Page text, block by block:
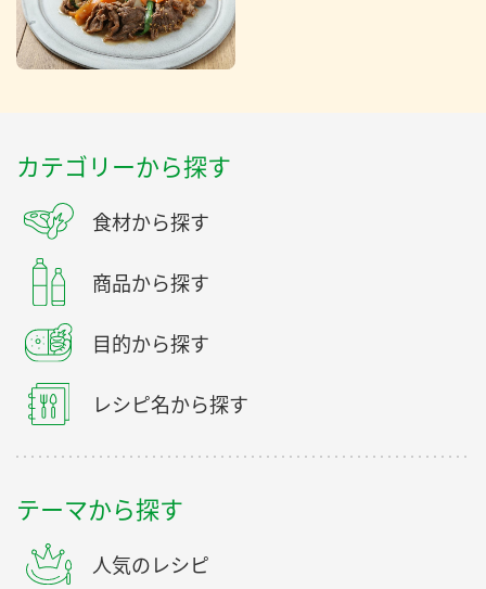
カテゴリーから探す
食材から探す
商品から探す
目的から探す
レシピ名から探す
テーマから探す
人気のレシピ